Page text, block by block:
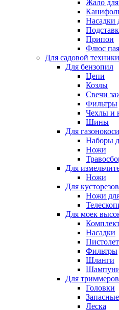
Жало для
Насадки
Припои
Флюс
Для садовой техники
Для бензопил
Цепи
Козлы
Свечи
Фильтры
Чехлы и
Шины
Для
Наборы
Ножи
Для
Ножи
Для кусторезов
Ножи для
Для моек
Насадки
Фильтры
Шланги
Для триммеров
Головки
Леска